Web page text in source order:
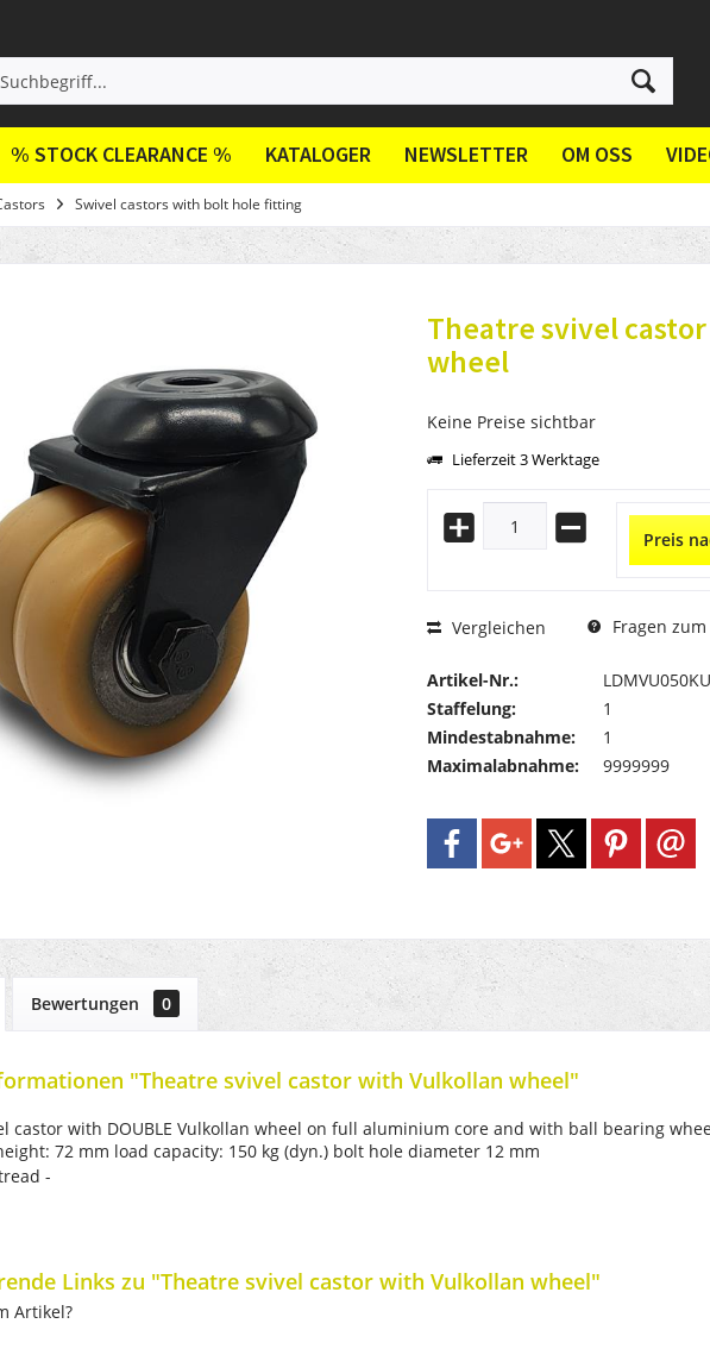
% STOCK CLEARANCE % KATALOGER NEWSLETTER OM OSS
Swivel castors with bolt hole fitting
Theatre svivel
wheel
Keine Preise sichtbar
Lieferzeit 3 Werktage
Preis
Vergleichen Fragen
Artikel-Nr.:
Staffelung:
1
Mindestabnahme:
1
Maximalabnahme:
9999999
Bewertungen 0
"Theatre svivel castor with Vulkollan wheel"
castor with DOUBLE Vulkollan wheel on full aluminium core and with ball bearing
72 mm load capacity: 150 kg (dyn.) bolt hole diameter 12 mm
-
Links zu "Theatre svivel castor with Vulkollan wheel"
Artikel?